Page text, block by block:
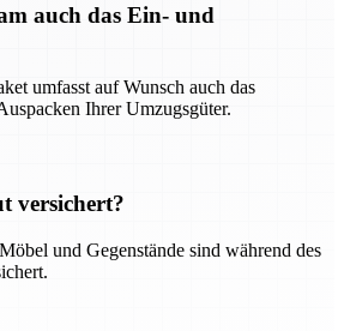
auch das Ein- und
umfasst auf Wunsch auch das
Ihrer Umzugsgüter.
versichert?
und Gegenstände sind während des